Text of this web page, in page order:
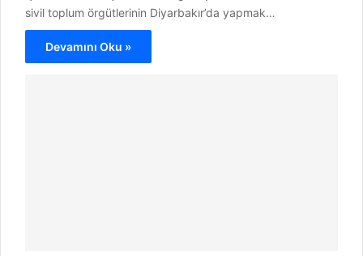
sivil toplum örgütlerinin Diyarbakır’da yapmak…
Devamını Oku »